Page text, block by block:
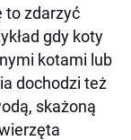
to zdarzyć
gdy koty
kotami lub
dochodzi też
skażoną